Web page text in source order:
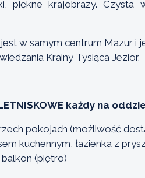
piękne krajobrazy.
w samym centrum Mazur i
Krainy Tysiąca Jezior.
każdy na
pokojach (możliwość
kuchennym, łazienka z
(piętro)